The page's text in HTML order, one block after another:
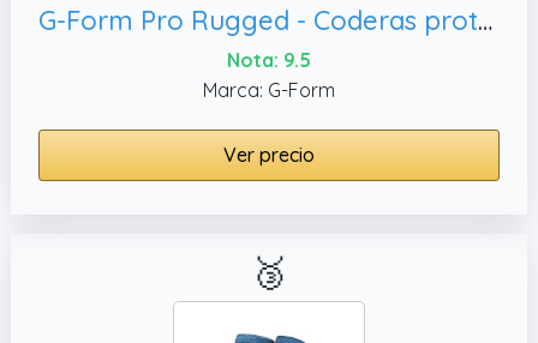
G-Form Pro Rugged - Coderas protectoras para ciclismo MTB, color verde militar (M)
Nota: 9.5
Marca: G-Form
Ver precio
🥉